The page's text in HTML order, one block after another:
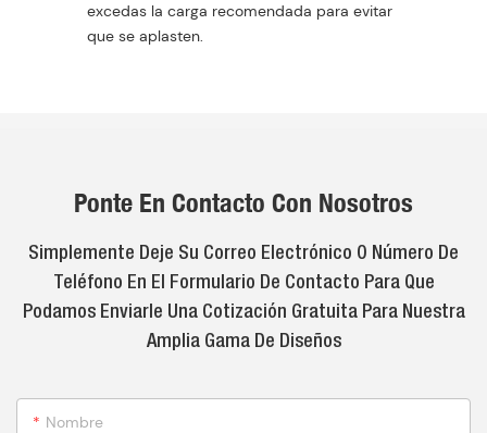
excedas la carga recomendada para evitar
que se aplasten.
Ponte En Contacto Con Nosotros
Simplemente Deje Su Correo Electrónico O Número De
Teléfono En El Formulario De Contacto Para Que
Podamos Enviarle Una Cotización Gratuita Para Nuestra
Amplia Gama De Diseños
Nombre